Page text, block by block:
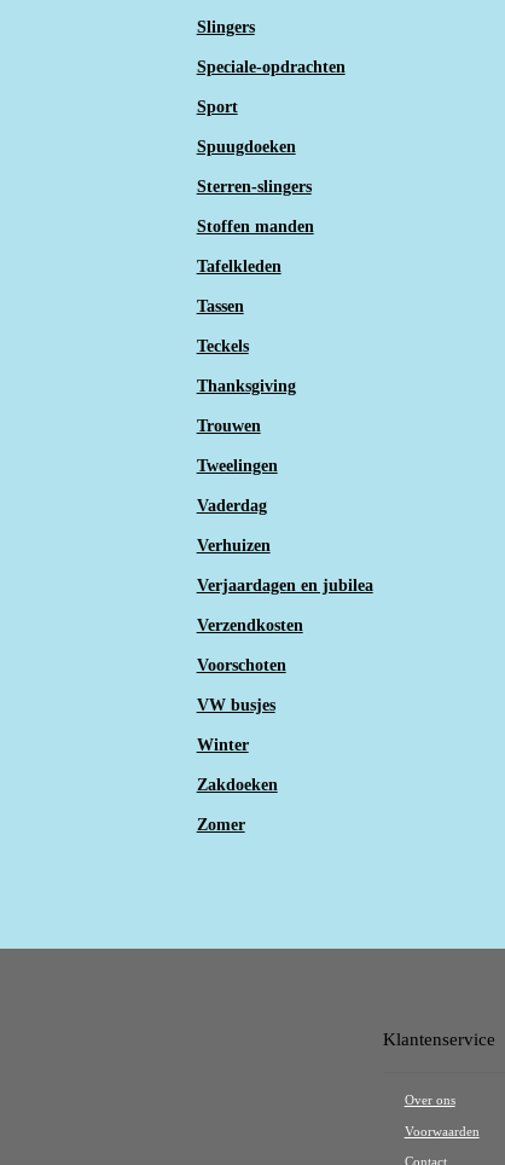
Slingers
Speciale-opdrachten
Sport
Spuugdoeken
Sterren-slingers
Stoffen manden
Tafelkleden
Tassen
Teckels
Thanksgiving
Trouwen
Tweelingen
Vaderdag
Verhuizen
Verjaardagen en jubilea
Verzendkosten
Voorschoten
VW busjes
Winter
Zakdoeken
Zomer
Klantenservice
Over ons
Voorwaarden